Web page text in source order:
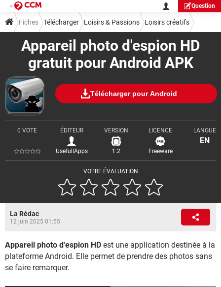
Question
Appareil photo d'espion HD
gratuit pour Android APK
Télécharger pour Android
VOTRE ÉVALUATION
0 VOTE ÉDITEUR
UsefullApps
VERSION
1.2
LICENCE
Freeware
LANGUE
EN
Fiches Télécharger Loisirs & Passions Loisirs créatifs
La Rédac
12 juin 2025 01:55
Appareil photo d'espion HD est une application destinée à la
plateforme Android. Elle permet de prendre des photos sans
se faire remarquer.